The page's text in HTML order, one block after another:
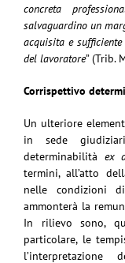
concreta
salvaguardino un
acquisita e
del lavoratore” (Trib.
Corrispettivo
Un ulteriore
in sede
determinabilità ex
termini, all’atto
nelle condizioni
ammonterà la
In rilievo sono,
particolare, le